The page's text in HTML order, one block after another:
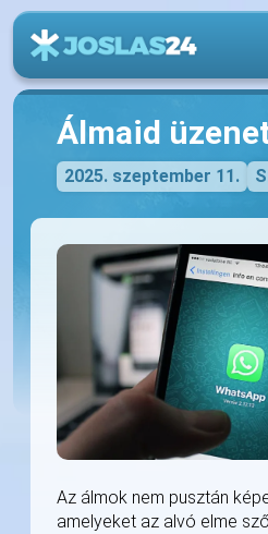
Álmaid
2025. szeptember 11.
Az álmok nem pusztán
amelyeket az alvó elme